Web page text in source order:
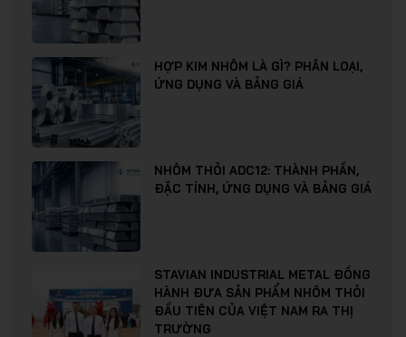
HỢP KIM NHÔM LÀ GÌ? PHÂN LOẠI,
ỨNG DỤNG VÀ BẢNG GIÁ
NHÔM THỎI ADC12: THÀNH PHẦN,
ĐẶC TÍNH, ỨNG DỤNG VÀ BẢNG GIÁ
STAVIAN INDUSTRIAL METAL ĐỒNG
HÀNH ĐƯA SẢN PHẨM NHÔM THỎI
ĐẦU TIÊN CỦA VIỆT NAM RA THỊ
TRƯỜNG